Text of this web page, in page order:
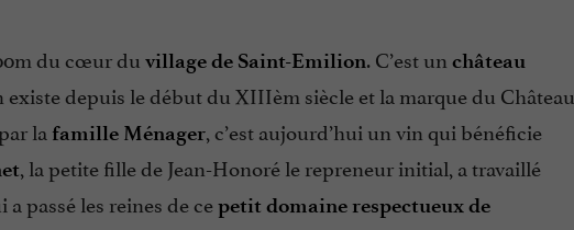
du cœur du village de Saint-Emilion. C’est un château
depuis le début du XIIIèm siècle et la marque du Château
la famille Ménager, c’est aujourd’hui un vin qui bénéficie
, la petite fille de Jean-Honoré le repreneur initial, a travaillé
a passé les reines de cepetit domaine respectueux de